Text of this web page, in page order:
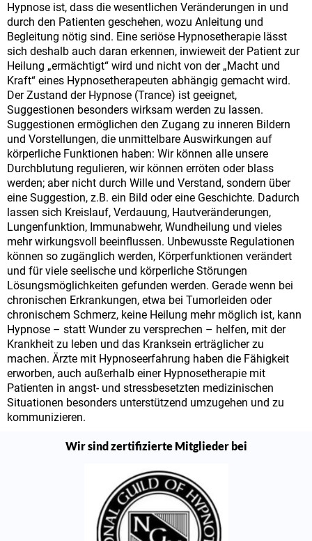
Hypnose ist, dass die wesentlichen Veränderungen in und
durch den Patienten geschehen, wozu Anleitung und
Begleitung nötig sind. Eine seriöse Hypnosetherapie lässt
sich deshalb auch daran erkennen, inwieweit der Patient zur
Heilung „ermächtigt“ wird und nicht von der „Macht und
Kraft“ eines Hypnosetherapeuten abhängig gemacht wird.
Der Zustand der Hypnose (Trance) ist geeignet,
Suggestionen besonders wirksam werden zu lassen.
Suggestionen ermöglichen den Zugang zu inneren Bildern
und Vorstellungen, die unmittelbare Auswirkungen auf
körperliche Funktionen haben: Wir können alle unsere
Durchblutung regulieren, wir können erröten oder blass
werden; aber nicht durch Wille und Verstand, sondern über
eine Suggestion, z.B. ein Bild oder eine Geschichte. Dadurch
lassen sich Kreislauf, Verdauung, Hautveränderungen,
Lungenfunktion, Immunabwehr, Wundheilung und vieles
mehr wirkungsvoll beeinflussen. Unbewusste Regulationen
können so zugänglich werden, Körperfunktionen verändert
und für viele seelische und körperliche Störungen
Lösungsmöglichkeiten gefunden werden. Gerade wenn bei
chronischen Erkrankungen, etwa bei Tumorleiden oder
chronischem Schmerz, keine Heilung mehr möglich ist, kann
Hypnose – statt Wunder zu versprechen – helfen, mit der
Krankheit zu leben und das Kranksein erträglicher zu
machen. Ärzte mit Hypnoseerfahrung haben die Fähigkeit
erworben, auch außerhalb einer Hypnosetherapie mit
Patienten in angst- und stressbesetzten medizinischen
Situationen besonders unterstützend umzugehen und zu
kommunizieren.
Wir sind zertifizierte Mitglieder bei